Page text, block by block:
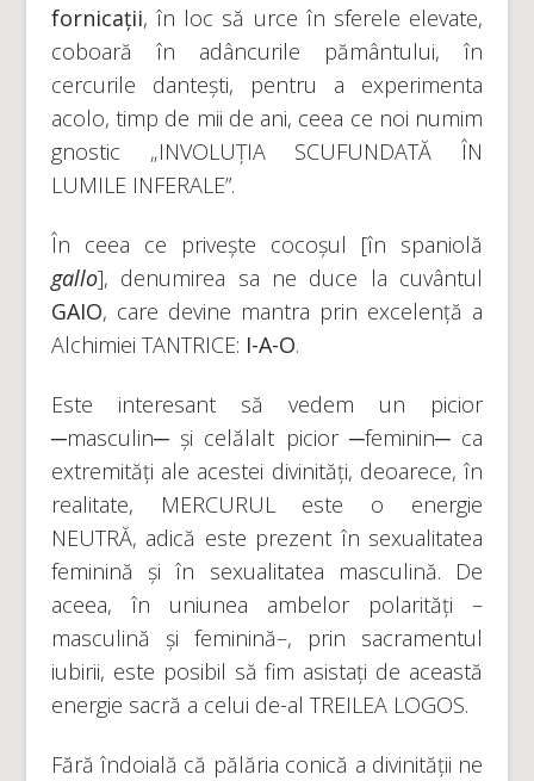
fornicații, în loc să urce în sferele elevate,
coboară în adâncurile pământului, în
cercurile dantești, pentru a experimenta
acolo, timp de mii de ani, ceea ce noi numim
gnostic „INVOLUȚIA SCUFUNDATĂ ÎN
LUMILE INFERALE”.
În ceea ce privește cocoșul [în spaniolă
gallo], denumirea sa ne duce la cuvântul
GAIO, care devine mantra prin excelență a
Alchimiei TANTRICE: I-A-O.
Este interesant să vedem un picior
─masculin─ și celălalt picior ─feminin─ ca
extremități ale acestei divinități, deoarece, în
realitate, MERCURUL este o energie
NEUTRĂ, adică este prezent în sexualitatea
feminină și în sexualitatea masculină. De
aceea, în uniunea ambelor polarități –
masculină și feminină–, prin sacramentul
iubirii, este posibil să fim asistați de această
energie sacră a celui de-al TREILEA LOGOS.
Fără îndoială că pălăria conică a divinității ne